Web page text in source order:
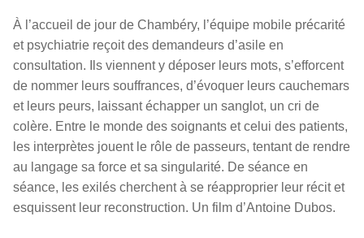
À l’accueil de jour de Chambéry, l’équipe mobile précarité
et psychiatrie reçoit des demandeurs d’asile en
consultation. Ils viennent y déposer leurs mots, s’efforcent
de nommer leurs souffrances, d’évoquer leurs cauchemars
et leurs peurs, laissant échapper un sanglot, un cri de
colère. Entre le monde des soignants et celui des patients,
les interprètes jouent le rôle de passeurs, tentant de rendre
au langage sa force et sa singularité. De séance en
séance, les exilés cherchent à se réapproprier leur récit et
esquissent leur reconstruction. Un film d’Antoine Dubos.